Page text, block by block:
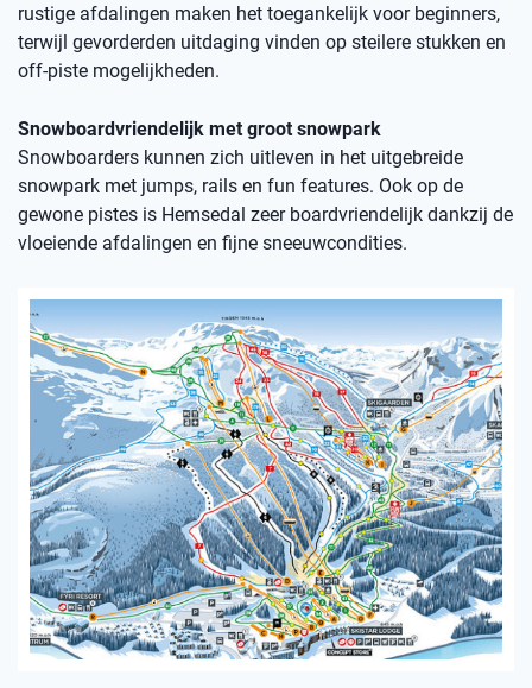
rustige afdalingen maken het toegankelijk voor beginners,
terwijl gevorderden uitdaging vinden op steilere stukken en
off-piste mogelijkheden.
Snowboardvriendelijk met groot snowpark
Snowboarders kunnen zich uitleven in het uitgebreide
snowpark met jumps, rails en fun features. Ook op de
gewone pistes is Hemsedal zeer boardvriendelijk dankzij de
vloeiende afdalingen en fijne sneeuwcondities.